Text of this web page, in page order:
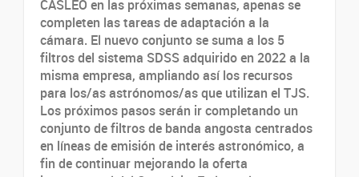
CASLEO en las próximas semanas, apenas se
completen las tareas de adaptación a la
cámara. El nuevo conjunto se suma a los 5
filtros del sistema SDSS adquirido en 2022 a la
misma empresa, ampliando así los recursos
para los/as astrónomos/as que utilizan el TJS.
Los próximos pasos serán ir completando un
conjunto de filtros de banda angosta centrados
en líneas de emisión de interés astronómico, a
fin de continuar mejorando la oferta